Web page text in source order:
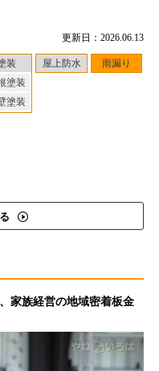
更新日：2026.06.13
装
塗装
塗装
屋上防水 雨漏り
家族経営の地域密着板金